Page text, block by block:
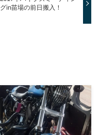
グin苗場の前日搬入！